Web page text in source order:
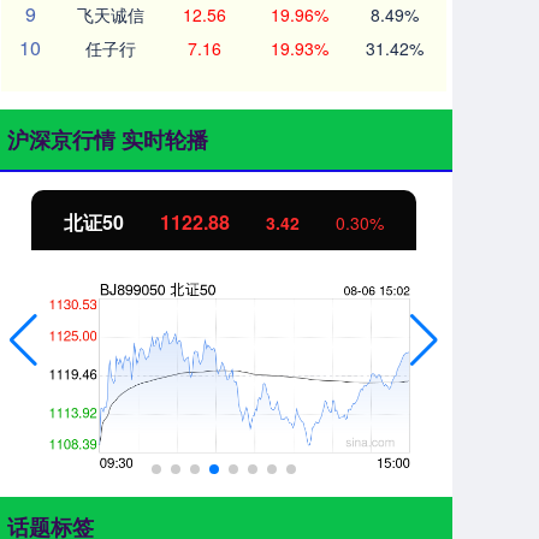
9 飞天诚信 12.56 19.96% 8.49%
10 任子行 7.16 19.93% 31.42%
沪深京行情 实时轮播
北证50 1122.88 3.42 0.30%
话题标签